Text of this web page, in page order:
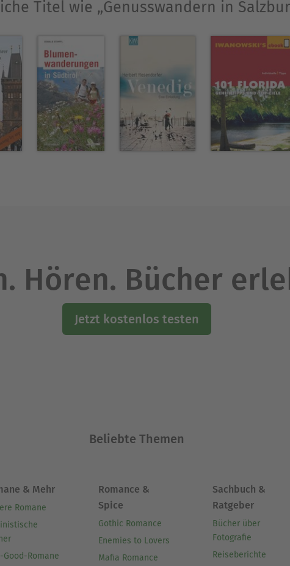
Titel wie „Genusswandern in
Hören. Bücher
Jetzt kostenlos testen
Beliebte Themen
& Mehr
Romane
Good-Romane
Romance &
Spice
Gothic Romance
Enemies to Lovers
Mafia Romance
Sachbuch &
Ratgeber
Bücher über
Fotografie
Reiseberichte